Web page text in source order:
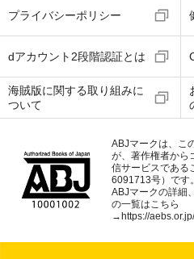
プライバシーポリシー
dアカウント2段階認証とは
海賊版に関する取り組みに
ついて
ABJマークは、こ
が、著作権者から
信サービスである
6091713号）です。
ABJマークの詳細
の一覧はこちら
→https://